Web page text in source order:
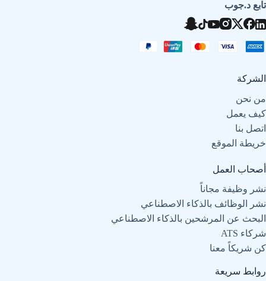
تابع د.جوب
الشركة
من نحن
كيف يعمل
اتصل بنا
خريطة الموقع
أصحاب العمل
نشر وظيفة مجاناً
نشر الوظائف بالذكاء الاصطناعي
البحث عن المرشحين بالذكاء الاصطناعي
شركاء ATS
كن شريكاً معنا
روابط سريعة